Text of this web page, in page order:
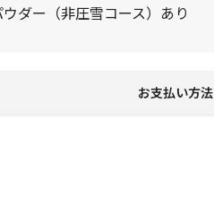
ダー（非圧雪コース）あり
お支払い方法